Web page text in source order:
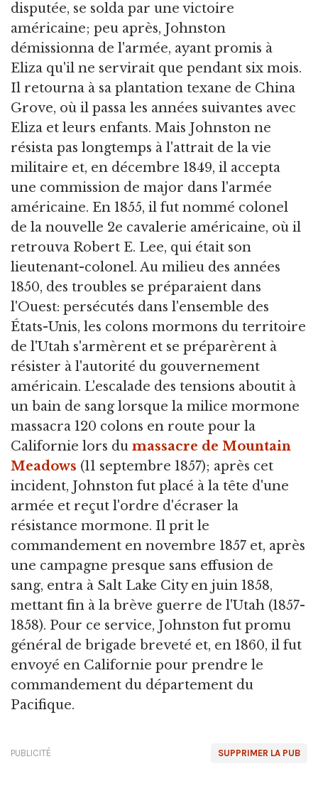
disputée, se solda par une victoire
américaine; peu après, Johnston
démissionna de l'armée, ayant promis à
Eliza qu'il ne servirait que pendant six mois.
Il retourna à sa plantation texane de China
Grove, où il passa les années suivantes avec
Eliza et leurs enfants. Mais Johnston ne
résista pas longtemps à l'attrait de la vie
militaire et, en décembre 1849, il accepta
une commission de major dans l'armée
américaine. En 1855, il fut nommé colonel
de la nouvelle 2e cavalerie américaine, où il
retrouva Robert E. Lee, qui était son
lieutenant-colonel. Au milieu des années
1850, des troubles se préparaient dans
l'Ouest: persécutés dans l'ensemble des
États-Unis, les colons mormons du territoire
de l'Utah s'armèrent et se préparèrent à
résister à l'autorité du gouvernement
américain. L'escalade des tensions aboutit à
un bain de sang lorsque la milice mormone
massacra 120 colons en route pour la
Californie lors du massacre de Mountain
Meadows (11 septembre 1857); après cet
incident, Johnston fut placé à la tête d'une
armée et reçut l'ordre d'écraser la
résistance mormone. Il prit le
commandement en novembre 1857 et, après
une campagne presque sans effusion de
sang, entra à Salt Lake City en juin 1858,
mettant fin à la brève guerre de l'Utah (1857-
1858). Pour ce service, Johnston fut promu
général de brigade breveté et, en 1860, il fut
envoyé en Californie pour prendre le
commandement du département du
Pacifique.
SUPPRIMER LA PUB
PUBLICITÉ